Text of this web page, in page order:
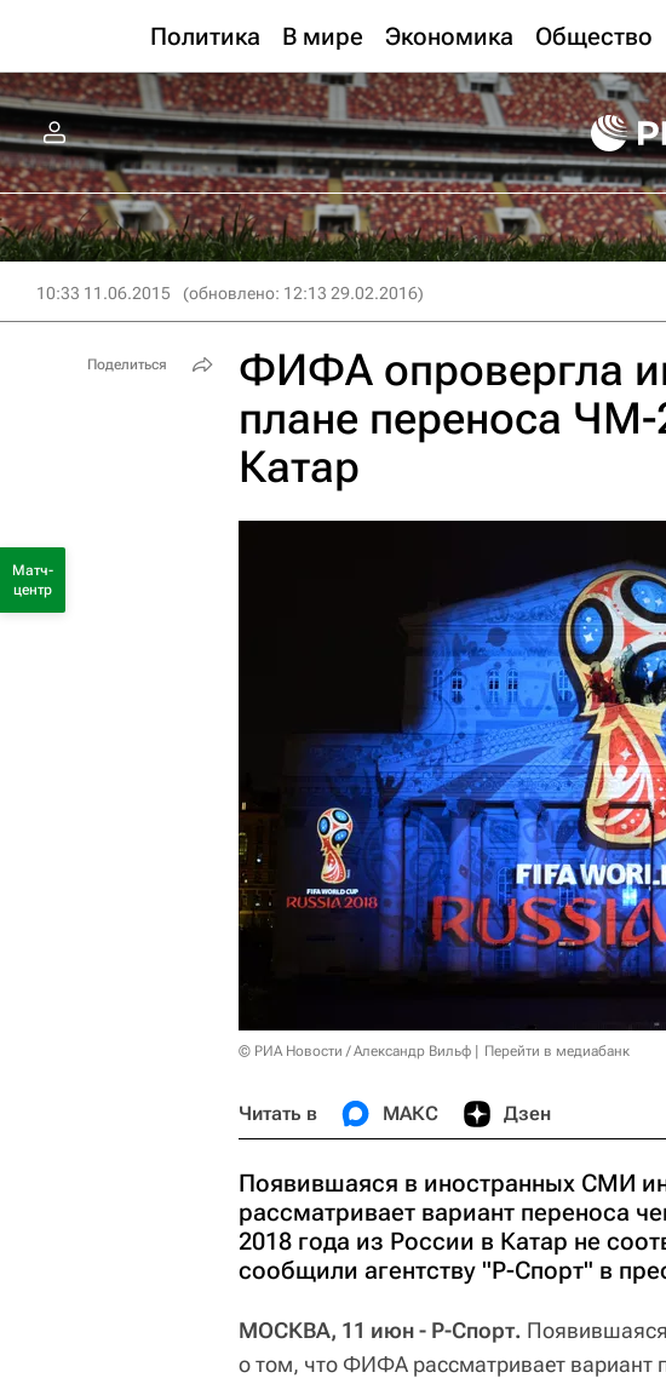
Политика В мире Экономика Общество
10:33 11.06.2015 (обновлено: 12:13 29.02.2016)
ФИФА опровергла
плане переноса
Катар
© РИА Новости / Александр Вильф Перейти в медиабанк
Читать в МАКС Дзен
Появившаяся в иностранных СМИ
рассматривает вариант переноса
2018 года из России в Катар не
сообщили агентству "Р-Спорт" в
МОСКВА, 11 июн - Р-Спорт.
о том, что ФИФА рассматривает вариант
Поделиться
Матч-
центр